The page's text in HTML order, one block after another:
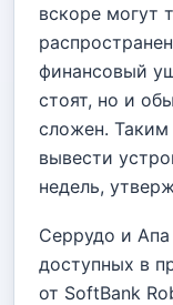
вскоре могут
финансовый
стоят, но и
сложен.
вывести
недель,
Серрудо и
доступных в
от SoftBank